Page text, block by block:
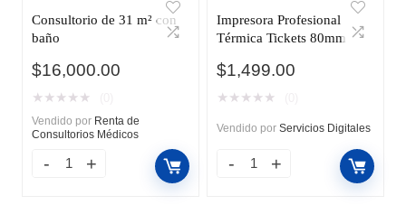
Consultorio de 31 m² con
baño
$16,000.00
★ ★ ★ ★ ★
Vendido por Renta de
Consultorios Médicos
Impresora Profesional
Térmica Tickets 80mm
$1,499.00
★ ★ ★ ★ ★
Vendido por Servicios Digitales